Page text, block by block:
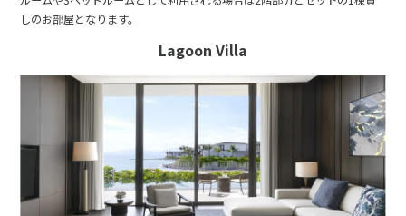
しのお部屋となります。
Lagoon Villa